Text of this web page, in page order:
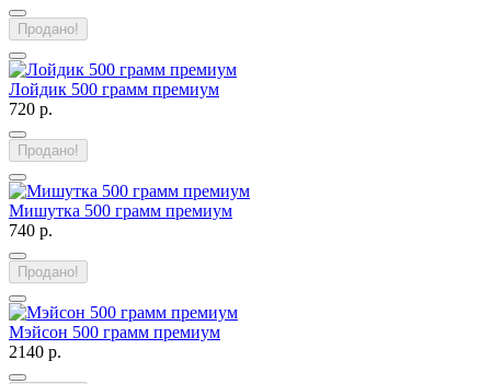
Продано!
Лойдик 500 грамм премиум
720 р.
Продано!
Мишутка 500 грамм премиум
740 р.
Продано!
Мэйсон 500 грамм премиум
2140 р.